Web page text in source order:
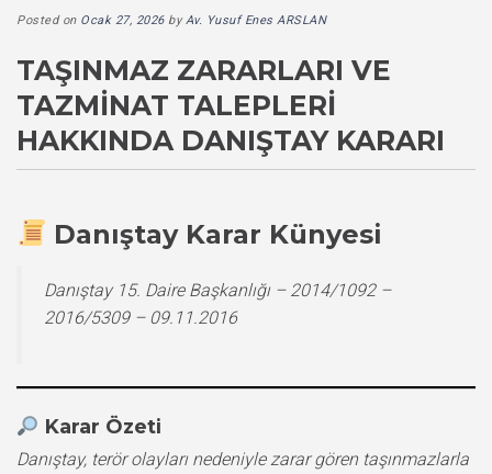
Posted on Ocak 27, 2026byAv. Yusuf Enes ARSLAN
TAŞINMAZ ZARARLARI VE
TAZMINAT TALEPLERI
HAKKINDA DANIŞTAY KARARI
Danıştay Karar Künyesi
Danıştay 15. Daire Başkanlığı – 2014/1092 –
2016/5309 – 09.11.2016
Karar Özeti
Danıştay, terör olayları nedeniyle zarar gören taşınmazlarla